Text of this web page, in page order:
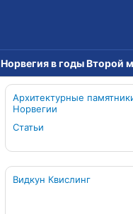
Норвегия в годы Второй
Архитектурные
Норвегии
Статьи
Видкун Квислинг